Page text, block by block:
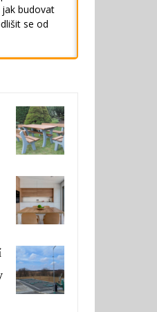
budovat
se od